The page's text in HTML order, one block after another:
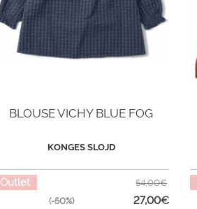
BLOUSE VICHY BLUE FOG
KONGES SLOJD
Outlet
(-50%)
54,00€
27,00€